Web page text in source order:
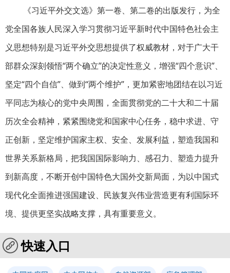
《习近平外交文选》第一卷、第二卷的出版发行，为全
党全国各族人民深入学习贯彻习近平新时代中国特色社会主
义思想特别是习近平外交思想提供了权威教材，对于广大干
部群众深刻领悟“两个确立”的决定性意义，增强“四个意识”、
坚定“四个自信”、做到“两个维护”，更加紧密地团结在以习近
平同志为核心的党中央周围，全面贯彻党的二十大和二十届
历次全会精神，紧紧围绕党和国家中心任务，稳中求进、守
正创新，坚定维护国家主权、安全、发展利益，塑造我国和
世界关系新格局，把我国国际影响力、感召力、塑造力提升
到新高度，不断开创中国特色大国外交新局面，为以中国式
现代化全面推进强国建设、民族复兴伟业营造更有利国际环
境、提供更坚实战略支撑，具有重要意义。
快速入口